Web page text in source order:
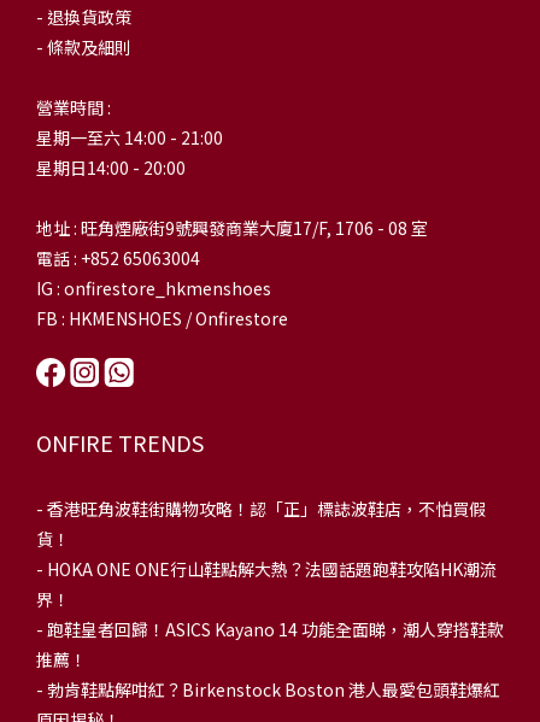
- 退換貨政策
- 條款及細則
營業時間 :
星期一至六 14:00 - 21:00
星期日14:00 - 20:00
地址 : 旺角煙廠街9號興發商業大廈17/F, 1706 - 08 室
電話 : +852 65063004
IG : onfirestore_hkmenshoes
FB : HKMENSHOES / Onfirestore
ONFIRE TRENDS
- 香港旺角波鞋街購物攻略！認「正」標誌波鞋店，不怕買假
貨！
- HOKA ONE ONE行山鞋點解大熱？法國話題跑鞋攻陷HK潮流
界！
- 跑鞋皇者回歸！ASICS Kayano 14 功能全面睇，潮人穿搭鞋款
推薦！
- 勃肯鞋點解咁紅？Birkenstock Boston 港人最愛包頭鞋爆紅